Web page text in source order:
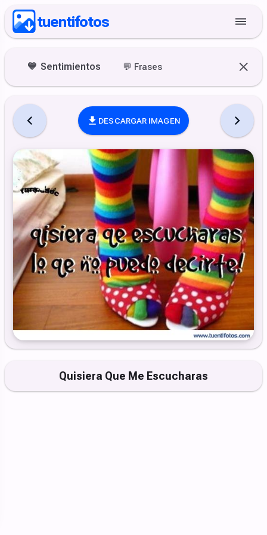
tuentifotos
💙 Sentimientos 💬 Frases
DESCARGAR IMAGEN
Quisiera Que Me Escucharas